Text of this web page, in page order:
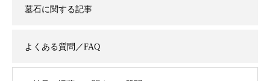
墓石に関する記事
よくある質問／FAQ